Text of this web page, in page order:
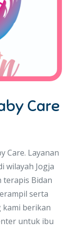
Care
Care. Layanan
wilayah Jogja
terapis Bidan
serta
kami berikan
untuk ibu